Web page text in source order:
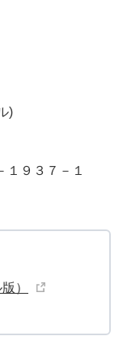
)
９３７－１
）